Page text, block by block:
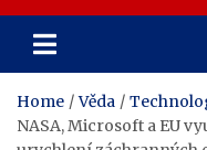
Home Věda
NASA, Microsoft a EU